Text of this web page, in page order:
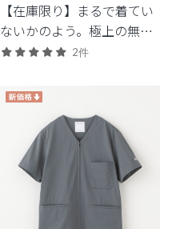
【在庫限り】まるで着てい
ないかのよう。極上の無重
力体験を味わう次世代シリ
2件